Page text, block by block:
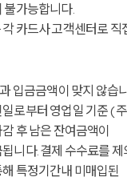
불가능합니다.
카드사 고객센터로 직
입금금액이 맞지 않습
로부터 영업일 기준 (
후 남은 잔여금액이
니다. 결제 수수료를
특정기간내 미매입된